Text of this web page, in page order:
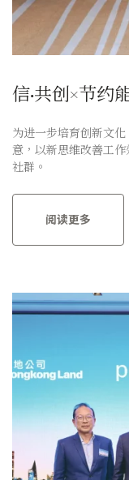
信·共创×节约
为进一步培育创新文化
意，以新思维改善工
社群。
阅读更多